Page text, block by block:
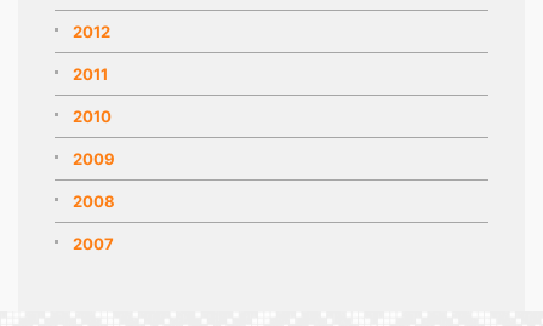
2012
2011
2010
2009
2008
2007